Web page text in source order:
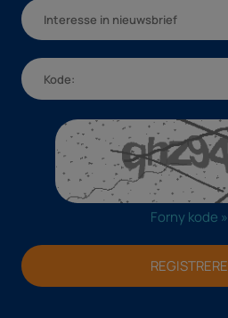
Interesse in nieuwsbrief
Forny kode »
REGISTRERE